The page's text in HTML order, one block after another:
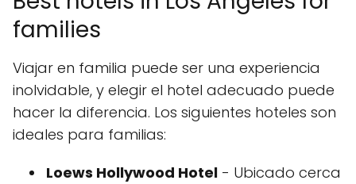
families
Viajar en familia puede ser una experiencia
inolvidable, y elegir el hotel adecuado puede
hacer la diferencia. Los siguientes hoteles son
ideales para familias:
Loews Hollywood Hotel - Ubicado cerca